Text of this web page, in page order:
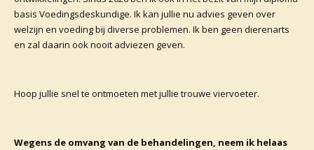
basis Voedingsdeskundige. Ik kan jullie nu advies geven over
welzijn en voeding bij diverse problemen. Ik ben geen dierenarts
en zal daarin ook nooit adviezen geven.
Hoop jullie snel te ontmoeten met jullie trouwe viervoeter.
Wegens de omvang van de behandelingen, neem ik helaas